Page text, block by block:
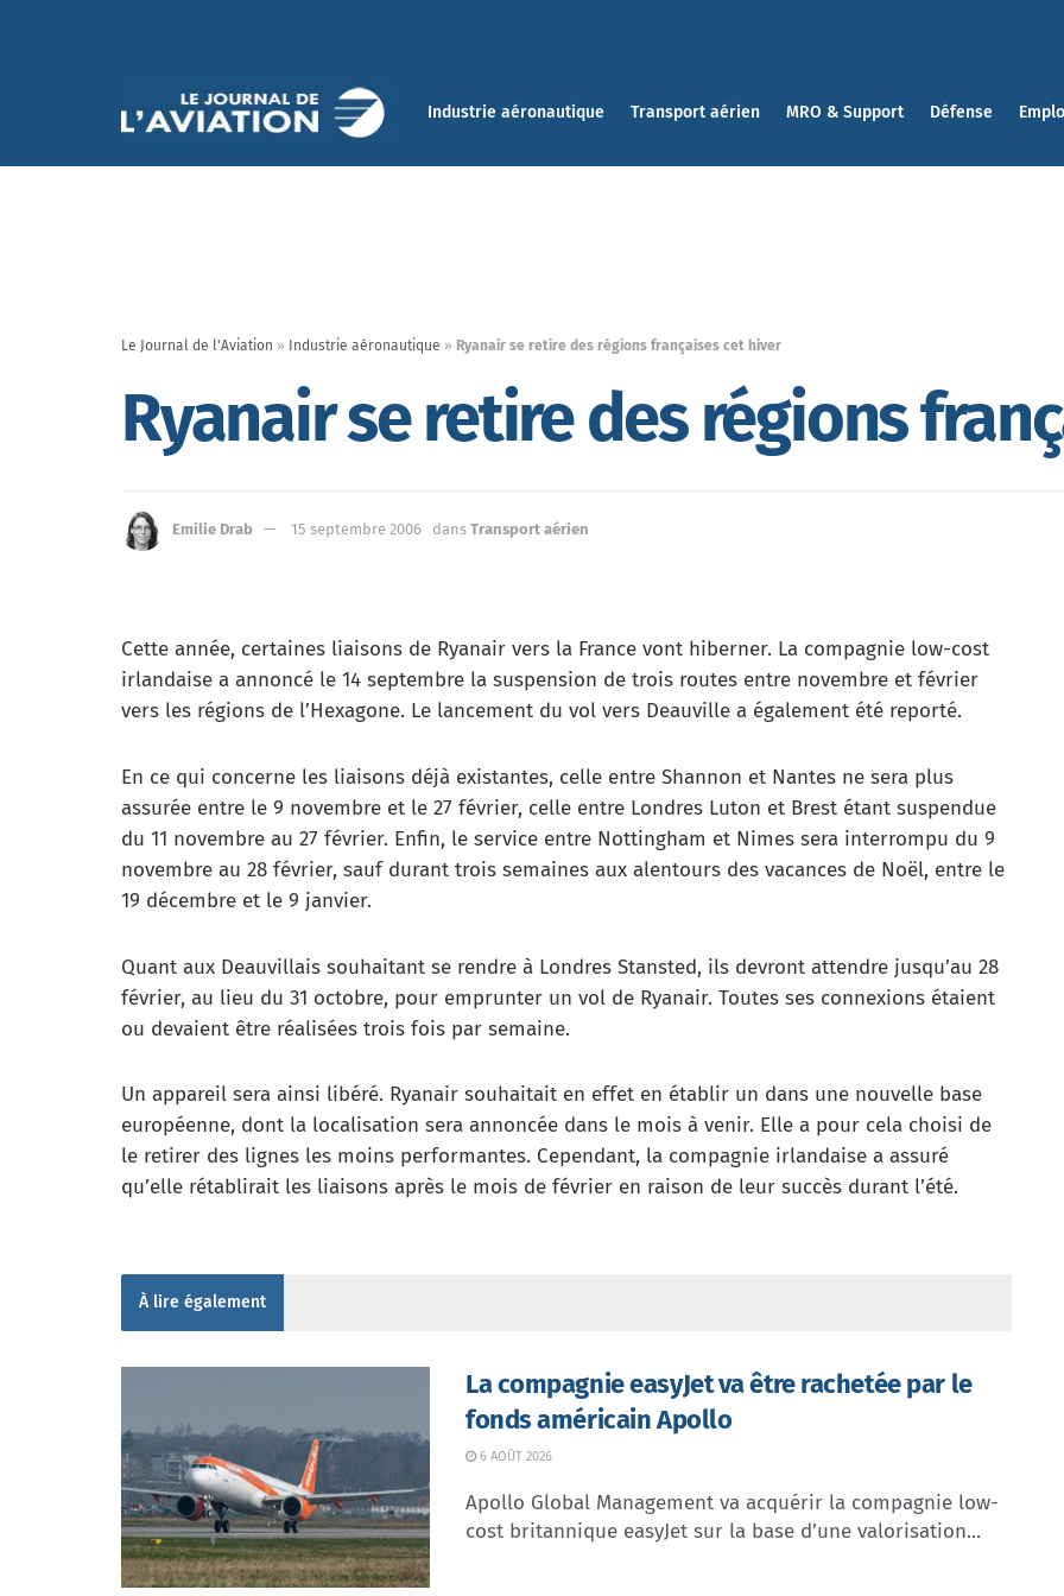
Industrie aéronautique Transport aérien MRO & Support Défense
Le Journal de l'Aviation » Industrie aéronautique » Ryanair se retire des régions françaises cet hiver
Ryanair se retire des régions
Emilie Drab 15 septembre 2006 dans Transport aérien
Cette année, certaines liaisons de Ryanair vers la France vont hiberner. La compagnie low-cost
irlandaise a annoncé le 14 septembre la suspension de trois routes entre novembre et février
vers les régions de l’Hexagone. Le lancement du vol vers Deauville a également été reporté.
En ce qui concerne les liaisons déjà existantes, celle entre Shannon et Nantes ne sera plus
assurée entre le 9 novembre et le 27 février, celle entre Londres Luton et Brest étant suspendue
du 11 novembre au 27 février. Enfin, le service entre Nottingham et Nimes sera interrompu du 9
novembre au 28 février, sauf durant trois semaines aux alentours des vacances de Noël, entre le
19 décembre et le 9 janvier.
Quant aux Deauvillais souhaitant se rendre à Londres Stansted, ils devront attendre jusqu’au 28
février, au lieu du 31 octobre, pour emprunter un vol de Ryanair. Toutes ses connexions étaient
ou devaient être réalisées trois fois par semaine.
Un appareil sera ainsi libéré. Ryanair souhaitait en effet en établir un dans une nouvelle base
européenne, dont la localisation sera annoncée dans le mois à venir. Elle a pour cela choisi de
le retirer des lignes les moins performantes. Cependant, la compagnie irlandaise a assuré
qu’elle rétablirait les liaisons après le mois de février en raison de leur succès durant l’été.
À lire également
La compagnie easyJet va être rachetée par le
fonds américain Apollo
6 AOÛT 2026
Apollo Global Management va acquérir la compagnie low-
cost britannique easyJet sur la base d’une valorisation...